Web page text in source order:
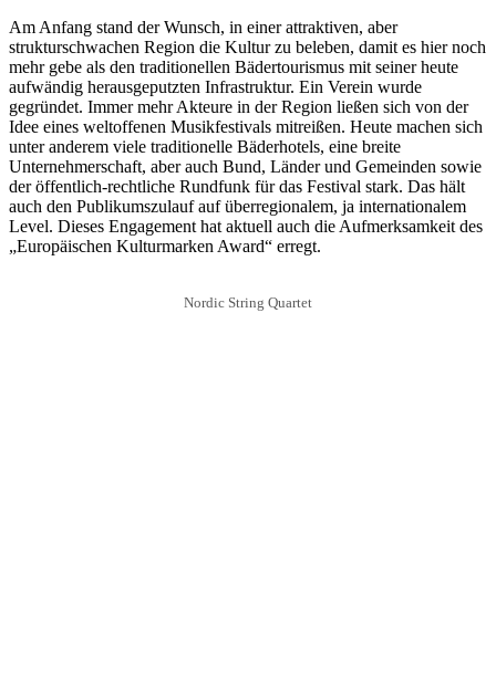
Am Anfang stand der Wunsch, in einer attraktiven, aber
strukturschwachen Region die Kultur zu beleben, damit es hier noch
mehr gebe als den traditionellen Bädertourismus mit seiner heute
aufwändig herausgeputzten Infrastruktur. Ein Verein wurde
gegründet. Immer mehr Akteure in der Region ließen sich von der
Idee eines weltoffenen Musikfestivals mitreißen. Heute machen sich
unter anderem viele traditionelle Bäderhotels, eine breite
Unternehmerschaft, aber auch Bund, Länder und Gemeinden sowie
der öffentlich-rechtliche Rundfunk für das Festival stark. Das hält
auch den Publikumszulauf auf überregionalem, ja internationalem
Level. Dieses Engagement hat aktuell auch die Aufmerksamkeit des
„Europäischen Kulturmarken Award“ erregt.
Nordic String Quartet